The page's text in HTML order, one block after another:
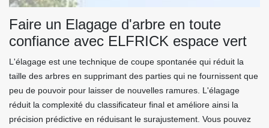
Faire un Elagage d'arbre en toute
confiance avec ELFRICK espace vert
L'élagage est une technique de coupe spontanée qui réduit la
taille des arbres en supprimant des parties qui ne fournissent que
peu de pouvoir pour laisser de nouvelles ramures. L'élagage
réduit la complexité du classificateur final et améliore ainsi la
précision prédictive en réduisant le surajustement. Vous pouvez